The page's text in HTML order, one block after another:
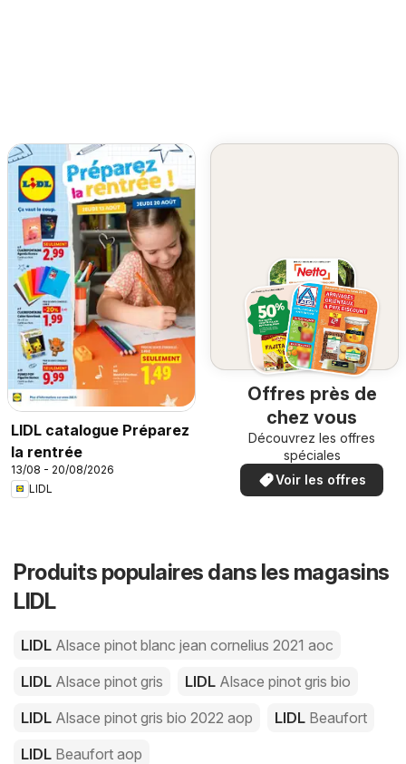
LIDL catalogue Préparez
la rentrée
13/08 - 20/08/2026
LIDL
Offres près de
chez vous
Découvrez les offres
spéciales
Voir les offres
Produits populaires dans les magasins
LIDL
LIDL Alsace pinot blanc jean cornelius 2021 aoc
LIDL Alsace pinot gris LIDL Alsace pinot gris bio
LIDL Alsace pinot gris bio 2022 aop LIDL Beaufort
LIDL Beaufort aop